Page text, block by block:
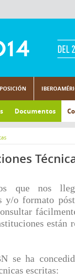
Documentos
que nos
y/o formato
están
se ha
escritas: